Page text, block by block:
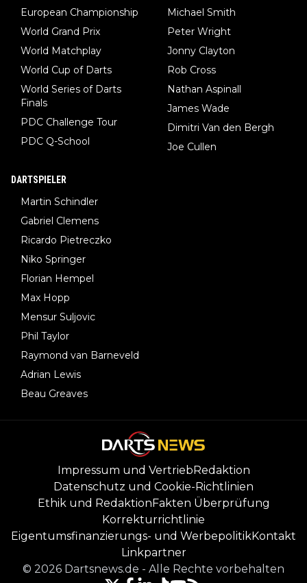
European Championship
World Grand Prix
World Matchplay
World Cup of Darts
World Series of Darts
Finals
PDC Challenge Tour
PDC Q-School
Michael Smith
Peter Wright
Jonny Clayton
Rob Cross
Nathan Aspinall
James Wade
Dimitri Van den Bergh
Joe Cullen
DARTSPIELER
Martin Schindler
Gabriel Clemens
Ricardo Pietreczko
Niko Springer
Florian Hempel
Max Hopp
Mensur Suljovic
Phil Taylor
Raymond van Barneveld
Adrian Lewis
Beau Greaves
Impressum und Vertrieb Redaktion
Datenschutz und Cookie-Richtlinien
Ethik und Redaktion Fakten Überprüfung
Korrekturrichtlinie
Eigentumsfinanzierungs- und WerbepolitikKontakt
Linkpartner
© 2026 Dartsnews.de - Alle Rechte vorbehalten